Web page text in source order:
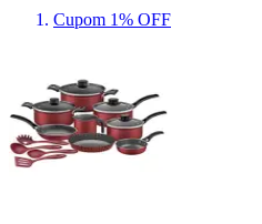
Cupom 1% OFF